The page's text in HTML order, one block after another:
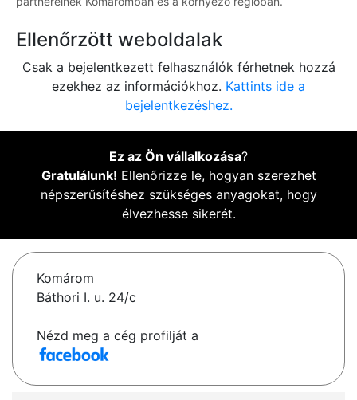
Ellenőrzött weboldalak
Csak a bejelentkezett felhasználók férhetnek hozzá
ezekhez az információkhoz. Kattints ide a
bejelentkezéshez.
Ez az Ön vállalkozása?
Gratulálunk! Ellenőrizze le, hogyan szerezhet
népszerűsítéshez szükséges anyagokat, hogy
élvezhesse sikerét.
Komárom
Báthori I. u. 24/c
Nézd meg a cég profilját a